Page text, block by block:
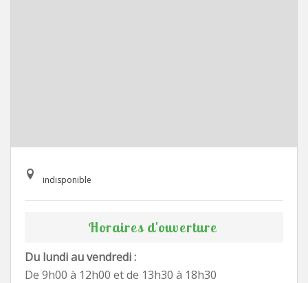
indisponible
Horaires d'ouverture
Du lundi au vendredi :
De 9h00 à 12h00 et de 13h30 à 18h30